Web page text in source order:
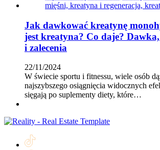
Jak dawkować kreatynę
jest kreatyna? Co daje?
i zalecenia
22/11/2024
W świecie sportu i fitnessu, wiele osób
najszybszego osiągnięcia widocznych
sięgają po suplementy diety, które…